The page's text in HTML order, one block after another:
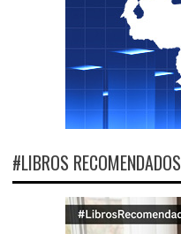
#LIBROS RECOMENDADOS